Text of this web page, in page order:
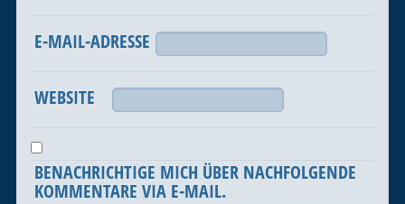
E-MAIL-ADRESSE
WEBSITE
BENACHRICHTIGE MICH ÜBER NACHFOLGENDE
KOMMENTARE VIA E-MAIL.